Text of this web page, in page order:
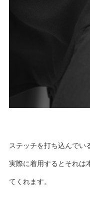
ステッチを打ち込んでい
実際に着用するとそれは
てくれます。